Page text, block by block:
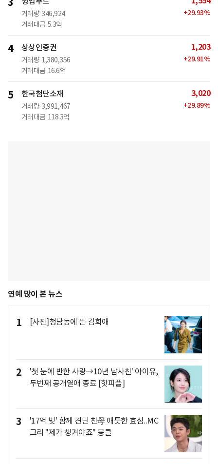
거래량 346,924
거래대금 5.3억
+29.93%
4 상상인증권
거래량 1,380,356
거래대금 16.6억
1,203
+29.91%
5 한국첨단소재
거래량 3,991,467
거래대금 118.3억
3,020
+29.89%
연예 많이 본 뉴스
1 [사진]청담동에 뜬 김희애
2
'첫 눈에 반한 사랑→10년 남사친' 아이유,
두번째 공개열애 종료 [핫피플]
3
'17억 빚' 함께 견딘 친母 애틋한 효심..MC
그리 "제가 챙겨야죠" 뭉클